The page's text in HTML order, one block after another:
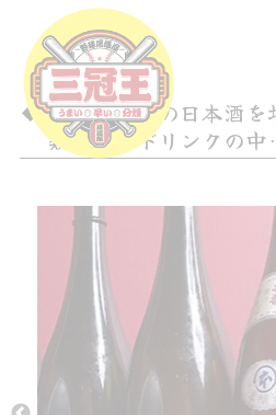
【こだわりの日本酒
類豊富なドリンクの